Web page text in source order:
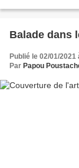
Balade dans
Publié le 02/01/2021
Par Papou